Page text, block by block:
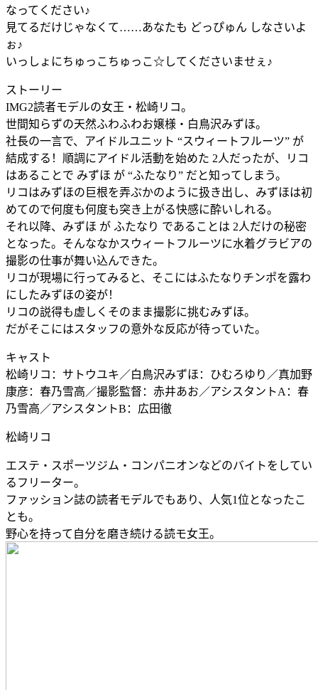
なってください♪
見てるだけじゃなくて……あなたも どっぴゅん しなさいよ
ぉ♪
いっしょにちゅっこちゅっこ☆してくださいませぇ♪
ストーリー
IMG2読者モデルの女王・松崎リコ。
世間知らずの天然ふわふわお嬢様・白鳥沢みずほ。
社長の一言で、アイドルユニット “スウィートフルーツ” が
結成する！順調にアイドル活動を始めた 2人だったが、リコ
はあることで みずほ が “ふたなり” だと知ってしまう。
リコはみずほの巨根を弄ぶかのように扱き出し、みずほは初
めてので何度も何度も突き上がる快感に酔いしれる。
それ以降、みずほ が ふたなり であることは 2人だけの秘密
となった。そんななかスウィートフルーツに水着グラビアの
撮影の仕事が舞い込んできた。
リコが現場に行ってみると、そこにはふたなりチンポを露わ
にしたみずほの姿が！
リコの説得も虚しくそのまま撮影に挑むみずほ。
だがそこにはスタッフの意外な反応が待っていた。
キャスト
松崎リコ：サトウユキ／白鳥沢みずほ：ひむろゆり／真加野
康彦：春乃雪高／撮影監督：赤井あお／アシスタントA：春
乃雪高／アシスタントB：広田徹
松崎リコ
エステ・スポーツジム・コンパニオンなどのバイトをしてい
るフリーター。
ファッション誌の読者モデルでもあり、人気1位となったこ
とも。
野心を持って自分を磨き続ける読モ女王。